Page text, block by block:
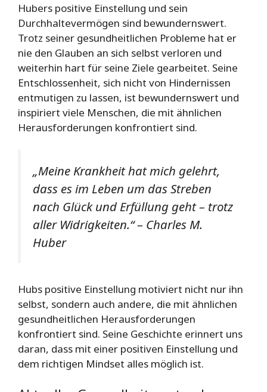
Hubers positive Einstellung und sein
Durchhaltevermögen sind bewundernswert.
Trotz seiner gesundheitlichen Probleme hat er
nie den Glauben an sich selbst verloren und
weiterhin hart für seine Ziele gearbeitet. Seine
Entschlossenheit, sich nicht von Hindernissen
entmutigen zu lassen, ist bewundernswert und
inspiriert viele Menschen, die mit ähnlichen
Herausforderungen konfrontiert sind.
„Meine Krankheit hat mich gelehrt,
dass es im Leben um das Streben
nach Glück und Erfüllung geht – trotz
aller Widrigkeiten.“ – Charles M.
Huber
Hubs positive Einstellung motiviert nicht nur ihn
selbst, sondern auch andere, die mit ähnlichen
gesundheitlichen Herausforderungen
konfrontiert sind. Seine Geschichte erinnert uns
daran, dass mit einer positiven Einstellung und
dem richtigen Mindset alles möglich ist.